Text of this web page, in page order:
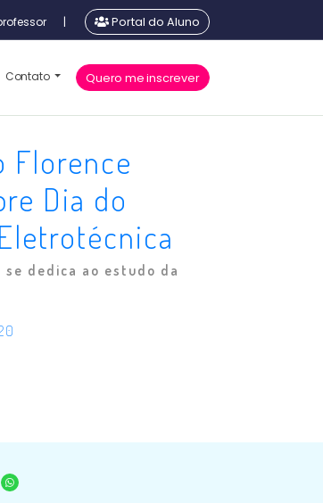
| Portal do Aluno
Contato Quero me inscrever
Florence
Dia do
dedica ao estudo da